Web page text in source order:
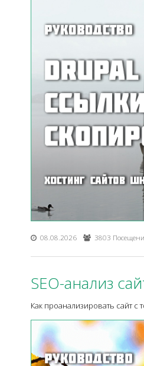
08.08.2026 3803
SEO-анализ
Как проанализировать сайт с